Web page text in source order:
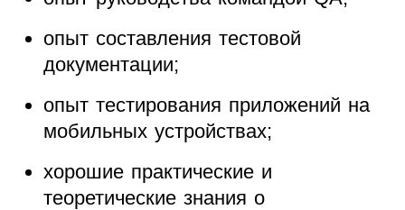
опыт составления тестовой
документации;
опыт тестирования приложений на
мобильных устройствах;
хорошие практические и
теоретические знания о